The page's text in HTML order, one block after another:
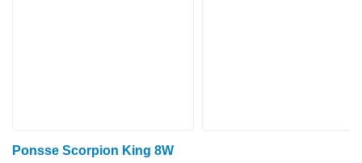
Ponsse Scorpion King 8W